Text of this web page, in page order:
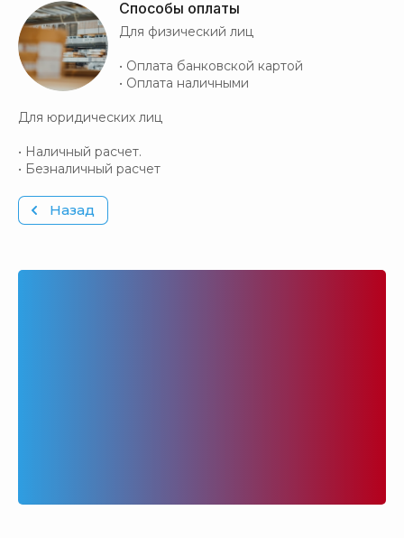
Способы оплаты
Для физический лиц
• Оплата банковской картой
• Оплата наличными
Для юридических лиц
• Наличный расчет.
• Безналичный расчет
Назад